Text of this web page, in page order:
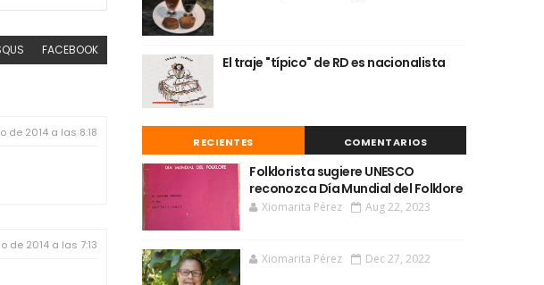
FACEBOOK
de 2014 a las 8:18
de 2014 a las 7:13
El traje "típico" de RD es nacionalista
RECIENTES COMENTARIOS
Folklorista sugiere UNESCO
reconozca Día Mundial del Folklore
Xiomarita Pérez Aug 22, 2023
Xiomarita Pérez Dec 27, 2022